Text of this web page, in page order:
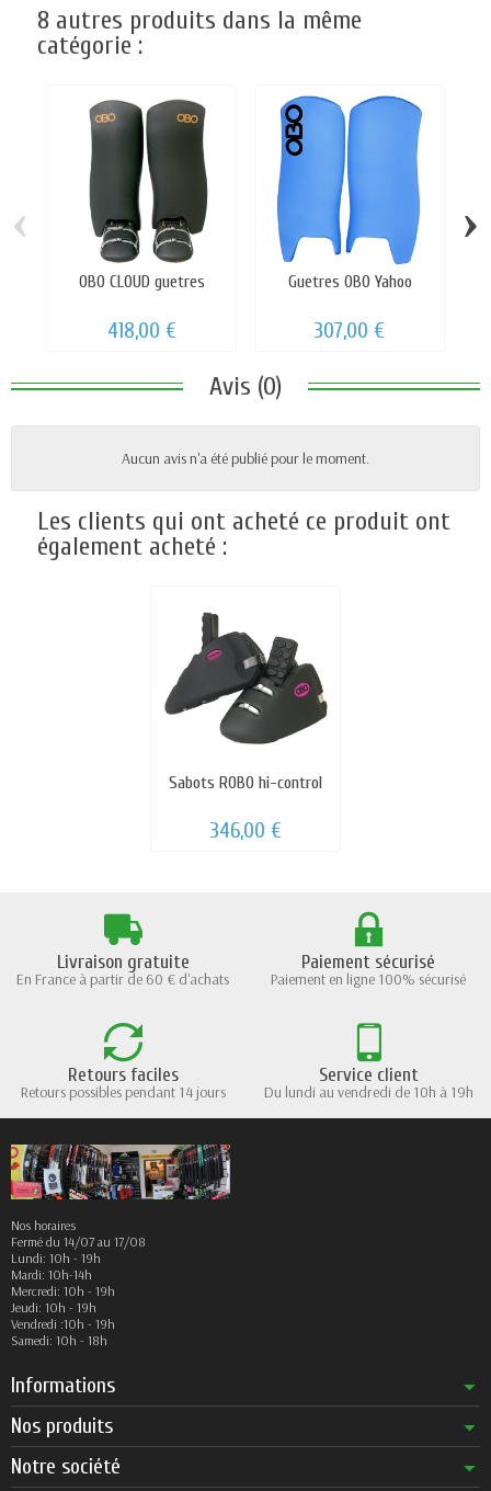
8 autres produits dans la même
catégorie :
OBO CLOUD guetres
418,00 €
Guetres OBO Yahoo
307,00 €
‹ ›
Avis (0)
Aucun avis n'a été publié pour le moment.
Les clients qui ont acheté ce produit ont
également acheté :
Sabots ROBO hi-control
346,00 €
Livraison gratuite
En France à partir de 60 € d'achats
Paiement sécurisé
Paiement en ligne 100% sécurisé
Retours faciles
Retours possibles pendant 14 jours
Service client
Du lundi au vendredi de 10h à 19h
Nos horaires
Fermé du 14/07 au 17/08
Lundi: 10h - 19h
Mardi: 10h-14h
Mercredi: 10h - 19h
Jeudi: 10h - 19h
Vendredi :10h - 19h
Samedi: 10h - 18h
Informations
Nos produits
Notre société